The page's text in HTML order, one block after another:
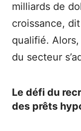
milliards de
croissance,
qualifié.
du secteur
Le défi du
des prêts